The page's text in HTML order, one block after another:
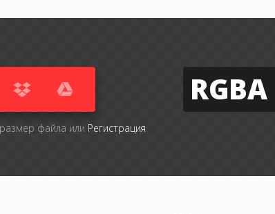
файла или Регистрация
RGBA